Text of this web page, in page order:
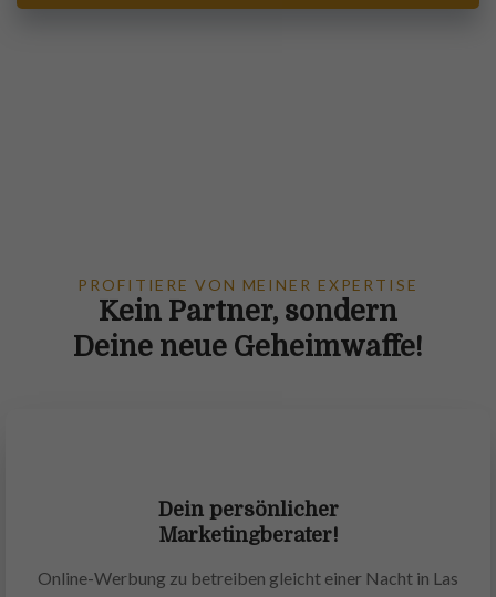
PROFITIERE VON MEINER EXPERTISE
Kein Partner, sondern
Deine neue Geheimwaffe!
Dein persönlicher
Marketingberater!
Online-Werbung zu betreiben gleicht einer Nacht in Las